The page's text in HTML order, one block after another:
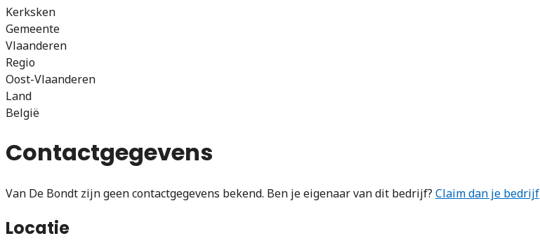
Kerksken
Gemeente
Vlaanderen
Regio
Oost-Vlaanderen
Land
België
Contactgegevens
Van De Bondt zijn geen contactgegevens bekend. Ben je eigenaar van dit bedrijf? Claim dan je bedrijf
Locatie